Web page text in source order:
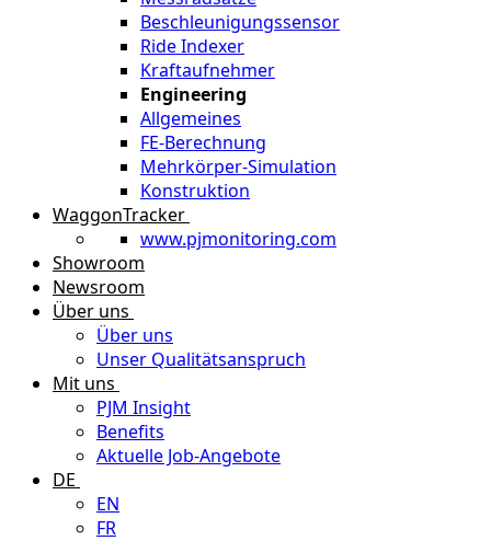
Beschleunigungssensor
Ride Indexer
Kraftaufnehmer
Engineering
Allgemeines
FE-Berechnung
Mehrkörper-Simulation
Konstruktion
WaggonTracker
www.pjmonitoring.com
Showroom
Newsroom
Über uns
Über uns
Unser Qualitätsanspruch
Mit uns
PJM Insight
Benefits
Aktuelle Job-Angebote
DE
EN
FR